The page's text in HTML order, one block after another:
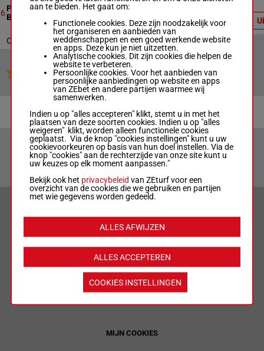
6 Prix Cookers Bulk Oil System
BM64 Handicap
- 7 - 6 -
Officiële uitslag : 2 - 5 - 4 - 7 - 6 - 1 - 9
Jouw favoriete paarden
VERANTWOORD WEDDEN & PRIVACYVERKLARING
LIMIETEN & SESSIEDETAILS
ALGEMENE VOORWAARDEN
MIJN COOKIES
aan te bieden. Het gaat om:
Functionele cookies. Deze zijn noodzakelijk voor
het organiseren en aanbieden van
weddenschappen en een goed werkende website
en apps. Deze kun je niet uitzetten.
Analytische cookies. Dit zijn cookies die helpen de
website te verbeteren.
Persoonlijke cookies. Voor het aanbieden van
persoonlijke aanbiedingen op website en apps
van ZEbet en andere partijen waarmee wij
samenwerken.
Indien u op "alles accepteren" klikt, stemt u in met het
plaatsen van deze soorten cookies. Indien u op "alles
weigeren" klikt, worden alleen functionele cookies
geplaatst. Via de knop "cookies instellingen" kunt u uw
cookievoorkeuren op basis van hun doel instellen. Via de
knop "cookies" aan de rechterzijde van onze site kunt u
uw keuzes op elk moment aanpassen."
Bekijk ook het privacybeleid van ZEturf voor een
overzicht van de cookies die we gebruiken en partijen
met wie gegevens worden gedeeld.
ALLES ACCEPTEREN
ALLES AFWIJZEN
COOKIES INSTELLINGEN